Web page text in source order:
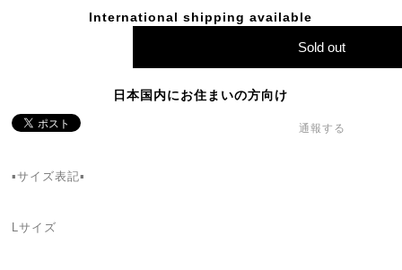
International shipping available
Sold out
日本国内にお住まいの方向け
通報する
▪サイズ表記▪
Lサイズ